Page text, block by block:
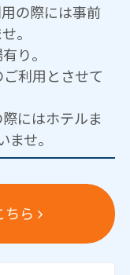
の際には事前
。
り。
利用とさせて
にはホテルま
せ。
ちら